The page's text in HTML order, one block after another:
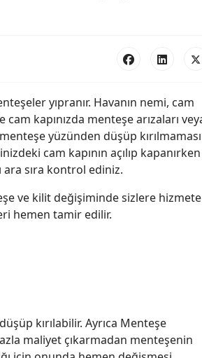
yıpranır. Havanın nemi, cam
kapınızda menteşe arızaları
yüzünden düşüp kırılmaması
cam kapının açılıp kapanırken
sıra kontrol ediniz.
ve kilit değişiminde sizlere hizmete
hemen tamir edilir.
kırılabilir. Ayrıca Menteşe
maliyet çıkarmadan menteşenin